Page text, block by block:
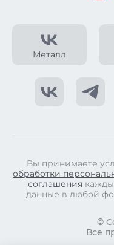
Металл
Вы принимаете
обработки
соглашения
данные в любой
©
Все